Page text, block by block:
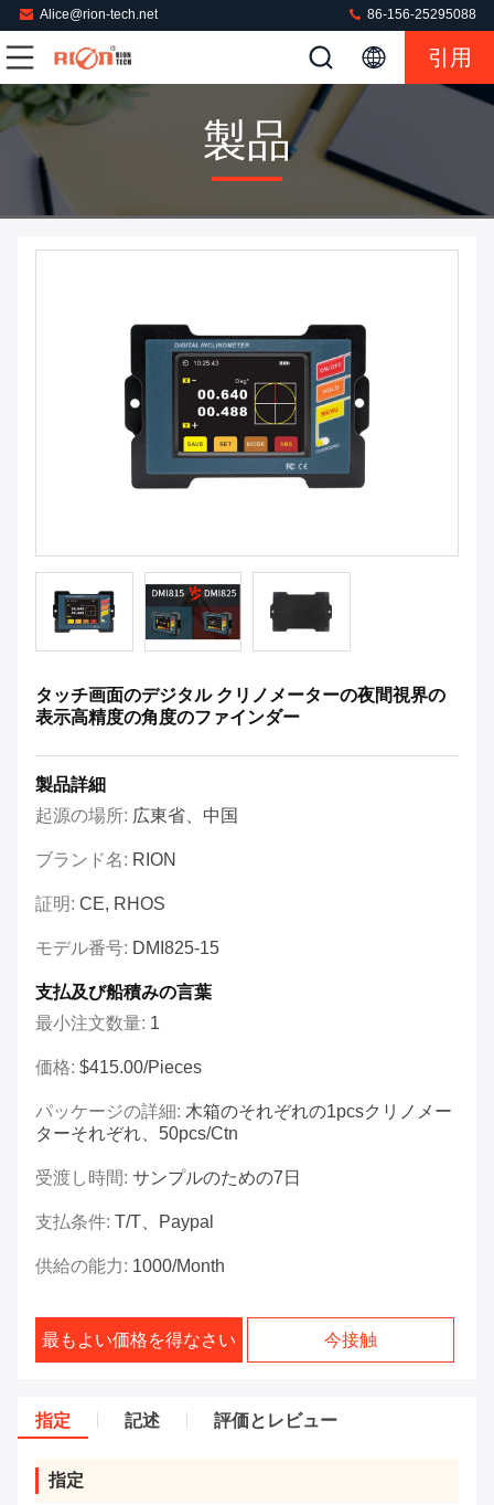
Alice@rion-tech.net 86-156-25295088
引用
製品
タッチ画面のデジタル クリノメーターの夜間視界の
表示高精度の角度のファインダー
製品詳細
起源の場所: 広東省、中国
ブランド名: RION
証明: CE, RHOS
モデル番号: DMI825-15
支払及び船積みの言葉
最小注文数量: 1
価格: $415.00/Pieces
パッケージの詳細: 木箱のそれぞれの1pcsクリノメー
ターそれぞれ、50pcs/ctn
受渡し時間: サンプルのための7日
支払条件: T/T、Paypal
供給の能力: 1000/month
最もよい価格を得なさい 今接触
指定 記述 評価とレビュー
指定